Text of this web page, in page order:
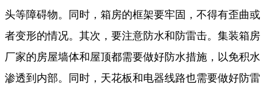
头等障碍物。同时，箱房的框架要牢固，不得有歪曲或
者变形的情况。其次，要注意防水和防雷击。集装箱房
厂家的房屋墙体和屋顶都需要做好防水措施，以免积水
渗透到内部。同时，天花板和电器线路也需要做好防雷